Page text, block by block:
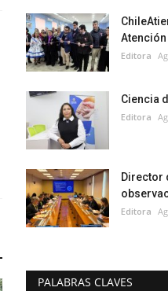
Atención
Editora
Ciencia
Editora
Director
Editora
PALABRAS CLAVES